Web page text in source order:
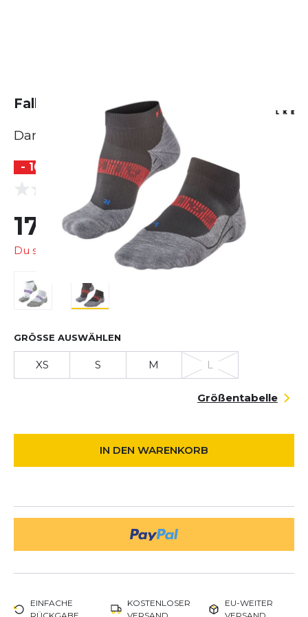
Falke RU 4 Endurance Cool Short
Damen
- 10 %
(0 Bewertungen)
17,99 € 20,00 €
Du sparst
GRÖSSE AUSWÄHLEN
XS S M L
Größentabelle
IN DEN WARENKORB
EINFACHE
KOSTENLOSER
EU-WEITER